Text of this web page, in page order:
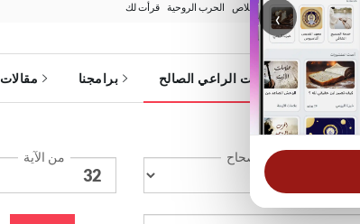
‹ الأكثر بحثًا: خبزنا اليومي الخلاص الحرب الروحية قرأت لك
الرئيسية خدمات الراعي الصالح برامجنا مقالات
الإصحاح من الآية